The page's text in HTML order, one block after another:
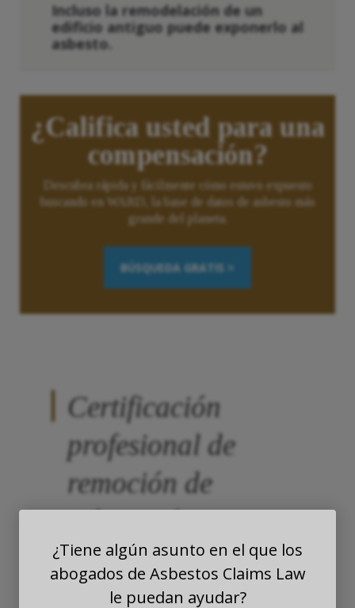
Incluso la remodelación de un
edificio antiguo puede exponerlo al
asbesto.
¿Califica usted para una
compensación?
Descubra rápida y fácilmente cómo estuvo expuesto
buscando en WARD, la base de datos de asbesto más
grande del planeta.
BÚSQUEDA GRATIS >
Certificación
profesional de
remoción de
necesita y por qué
es importante
¿Tiene algún asunto en el que los
abogados de Asbestos Claims Law
le puedan ayudar?